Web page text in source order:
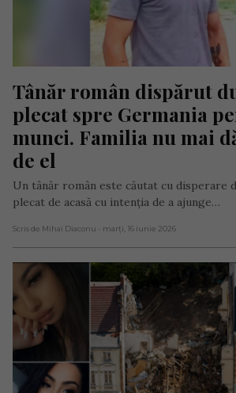
Tânăr român dispărut
plecat spre Germania
munci. Familia nu mai
de el
Un tânăr român este căutat cu disperare
plecat de acasă cu intenția de a ajunge…
Scris de Mihai Diaconu - marți, 16 iunie 2026